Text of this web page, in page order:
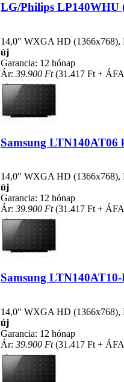
LG/Philips LP140WHU
14,0" WXGA HD (1366x768),
új
Garancia: 12 hónap
Ár: 39.900 Ft(31.417 Ft +
Samsung LTN140AT06
14,0" WXGA HD (1366x768),
új
Garancia: 12 hónap
Ár: 39.900 Ft(31.417 Ft +
Samsung
14,0" WXGA HD (1366x768),
új
Garancia: 12 hónap
Ár: 39.900 Ft(31.417 Ft +